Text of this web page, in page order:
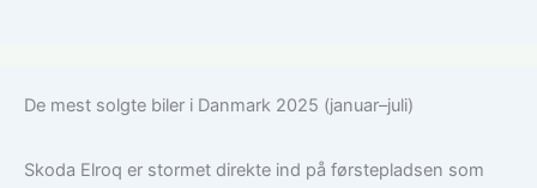
De mest solgte biler i Danmark 2025 (januar–juli)
Skoda Elroq er stormet direkte ind på førstepladsen som